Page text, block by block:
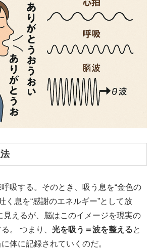
吸する。そのとき、吸う息を“金色の
く息を“感謝のエネルギー”として放
見えるが、脳はこのイメージを現実の
。 つまり、 光を吸う＝波を整えると
体に記録されていくのだ。